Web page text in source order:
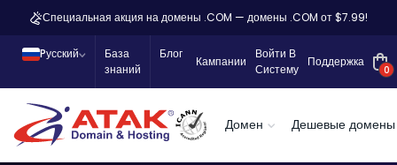
Специальная акция на домены .COM — домены .COM от $7.99!
Pусский
База
знаний
Блог
Кампании
Войти В
Систему
Поддержка
0
Домен Дешевые домены